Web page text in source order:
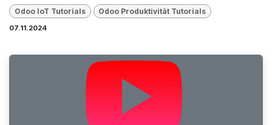
Odoo loT Tutorials Odoo Produktivität Tutorials
07.11.2024